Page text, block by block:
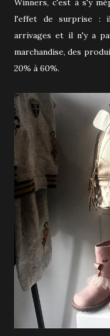
Winners, c'est à s'y
l'effet de surprise : il
arrivages et il n'y a
marchandise, des
20% à 60%.